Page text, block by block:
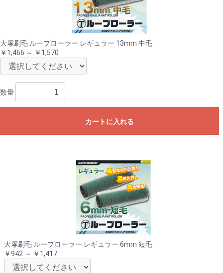
大塚刷毛 ループローラー レギュラー 13mm 中毛
￥1,466 ～ ￥1,570
数量
カートに入れる
大塚刷毛 ループローラー レギュラー 6mm 短毛
￥942 ～ ￥1,417